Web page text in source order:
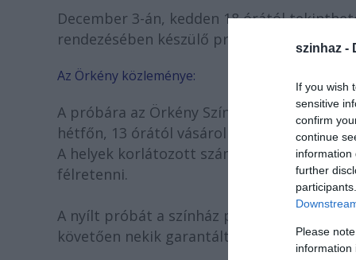
szinhaz -
If you wish
sensitive
confirm
continue
information
further
Please
information
December 3-án, kedden 18 órától
rendezésében készülő produkciója, a
Az Örkény közleménye:
A próbára az Örkény Színház
hétfőn, 13 órától vásárolhatók jegyek 500
A helyek korlátozott száma miatt a
félretenni.
A nyílt próbát a színház pártolói ingyen
követően nekik garantált helyük van ezen